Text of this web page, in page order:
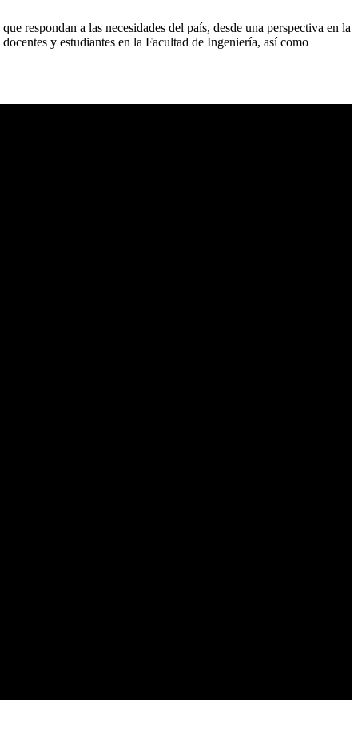
respondan a las necesidades del país, desde una perspectiva en la
y estudiantes en la Facultad de Ingeniería, así como